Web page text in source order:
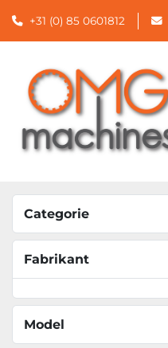
+31 (0) 85 0601812
Categorie
Fabrikant
Model